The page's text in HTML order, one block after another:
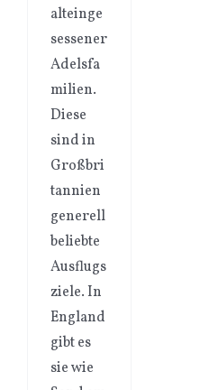
alteinge
sessener
Adelsfa
milien.
Diese
sind in
Großbri
tannien
generell
beliebte
Ausflugs
ziele. In
England
gibt es
sie wie